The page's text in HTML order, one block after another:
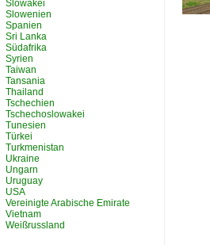
Slowakei
Slowenien
Spanien
Sri Lanka
Südafrika
Syrien
Taiwan
Tansania
Thailand
Tschechien
Tschechoslowakei
Tunesien
Türkei
Turkmenistan
Ukraine
Ungarn
Uruguay
USA
Vereinigte Arabische Emirate
Vietnam
Weißrussland